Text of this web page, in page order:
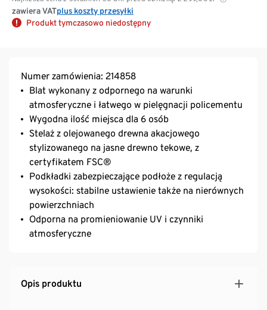
zawiera VATplus koszty przesyłki
Produkt tymczasowo niedostępny
Numer zamówienia: 214858
Blat wykonany z odpornego na warunki
atmosferyczne i łatwego w pielęgnacji policementu
Wygodna ilość miejsca dla 6 osób
Stelaż z olejowanego drewna akacjowego
stylizowanego na jasne drewno tekowe, z
certyfikatem FSC®
Podkładki zabezpieczające podłoże z regulacją
wysokości: stabilne ustawienie także na nierównych
powierzchniach
Odporna na promieniowanie UV i czynniki
atmosferyczne
Opis produktu